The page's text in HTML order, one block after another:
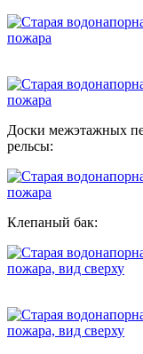
Доски межэтажных
рельсы:
Клепаный бак: